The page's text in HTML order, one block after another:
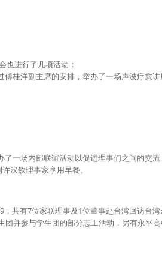
也进行了几项活动：
傅桂洋副主席的安排，举办了一场声波疗愈
了一场内部联谊活动以促进理事们之间的交
汉钦理事家享用早餐。
，共有7位家联理事及1位董事赴台湾回访台
团并参与学生团的部分志工活动，另有永平